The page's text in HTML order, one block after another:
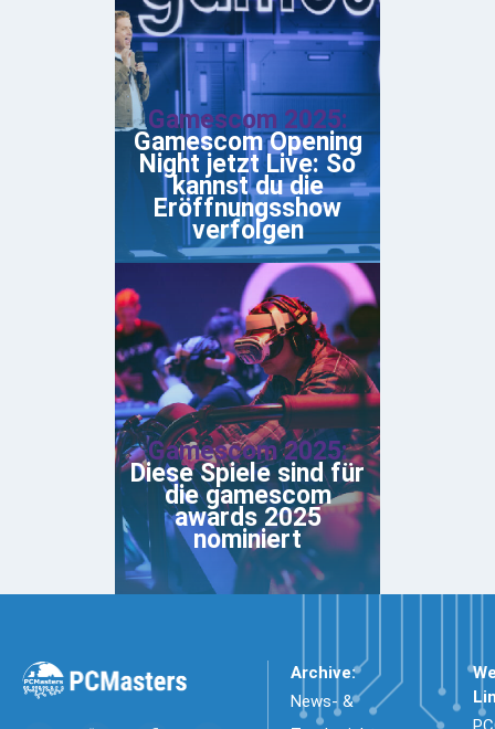
Gamescom 2025:
Gamescom Opening
Night jetzt Live: So
kannst du die
Eröffnungsshow
verfolgen
Gamescom 2025:
Diese Spiele sind für
die gamescom
awards 2025
nominiert
Archive:
News- &